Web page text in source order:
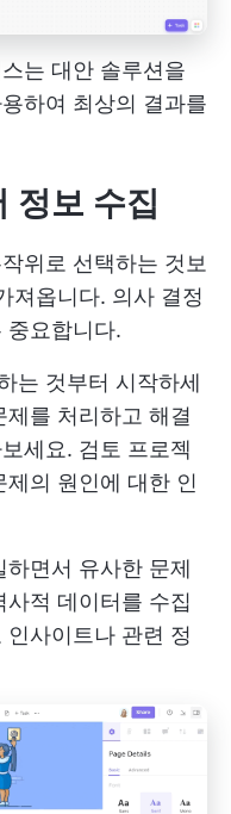
는 대안 솔루션을
하여 최상의 결과를
정보 수집
위로 선택하는 것보
져옵니다. 의사 결정
중요합니다.
는 것부터 시작하세
를 처리하고 해결
세요. 검토 프로젝
의 원인에 대한 인
면서 유사한 문제
적 데이터를 수집
사이트나 관련 정